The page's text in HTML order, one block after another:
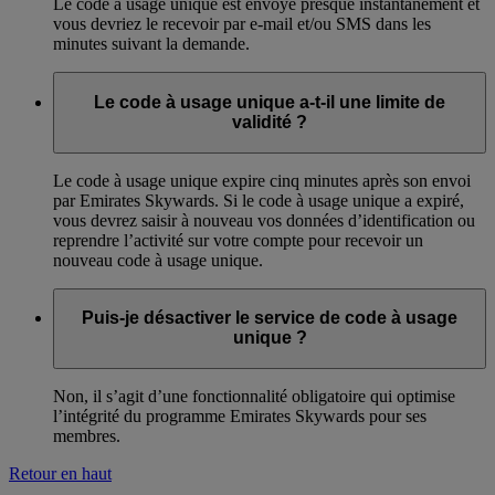
Le code à usage unique est envoyé presque instantanément et
vous devriez le recevoir par e-mail et/ou SMS dans les
minutes suivant la demande.
Le code à usage unique a-t-il une limite de
validité ?
Le code à usage unique expire cinq minutes après son envoi
par Emirates Skywards. Si le code à usage unique a expiré,
vous devrez saisir à nouveau vos données d’identification ou
reprendre l’activité sur votre compte pour recevoir un
nouveau code à usage unique.
Puis-je désactiver le service de code à usage
unique ?
Non, il s’agit d’une fonctionnalité obligatoire qui optimise
l’intégrité du programme Emirates Skywards pour ses
membres.
Retour en haut